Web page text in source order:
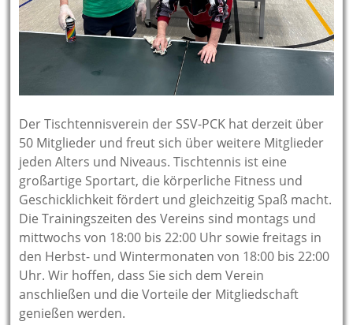
Der Tischtennisverein der SSV-PCK hat derzeit über
50 Mitglieder und freut sich über weitere Mitglieder
jeden Alters und Niveaus. Tischtennis ist eine
großartige Sportart, die körperliche Fitness und
Geschicklichkeit fördert und gleichzeitig Spaß macht.
Die Trainingszeiten des Vereins sind montags und
mittwochs von 18:00 bis 22:00 Uhr sowie freitags in
den Herbst- und Wintermonaten von 18:00 bis 22:00
Uhr. Wir hoffen, dass Sie sich dem Verein
anschließen und die Vorteile der Mitgliedschaft
genießen werden.